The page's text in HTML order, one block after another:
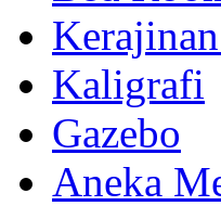
Kaligrafi
Gazebo
Aneka